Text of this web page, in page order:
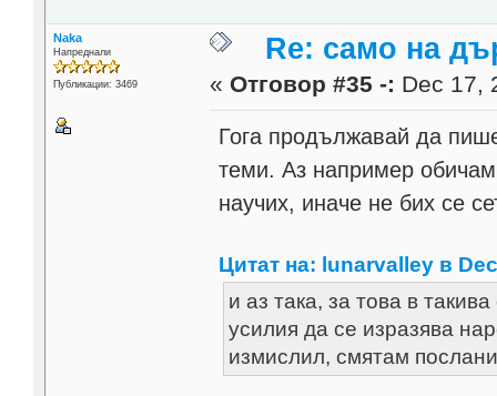
Naka
Напреднали
Публикации: 3469
Re: само на
« Отговор #35 -: Dec 17,
Гога продължавай да
теми. Аз например
научих, иначе не бих се
Цитат на: lunarvalley в
и аз така, за това в
усилия да се изразява
измислил, смятам